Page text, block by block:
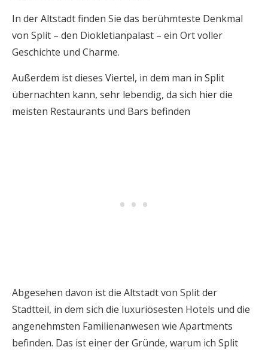
In der Altstadt finden Sie das berühmteste Denkmal
von Split – den Diokletianpalast – ein Ort voller
Geschichte und Charme.
Außerdem ist dieses Viertel, in dem man in Split
übernachten kann, sehr lebendig, da sich hier die
meisten Restaurants und Bars befinden
Abgesehen davon ist die Altstadt von Split der
Stadtteil, in dem sich die luxuriösesten Hotels und die
angenehmsten Familienanwesen wie Apartments
befinden. Das ist einer der Gründe, warum ich Split